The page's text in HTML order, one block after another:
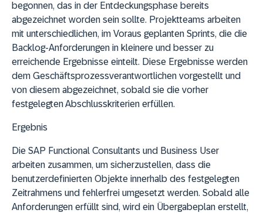
begonnen, das in der Entdeckungsphase bereits
abgezeichnet worden sein sollte. Projektteams arbeiten
mit unterschiedlichen, im Voraus geplanten Sprints, die die
Backlog-Anforderungen in kleinere und besser zu
erreichende Ergebnisse einteilt. Diese Ergebnisse werden
dem Geschäftsprozessverantwortlichen vorgestellt und
von diesem abgezeichnet, sobald sie die vorher
festgelegten Abschlusskriterien erfüllen.
Ergebnis
Die SAP Functional Consultants und Business User
arbeiten zusammen, um sicherzustellen, dass die
benutzerdefinierten Objekte innerhalb des festgelegten
Zeitrahmens und fehlerfrei umgesetzt werden. Sobald alle
Anforderungen erfüllt sind, wird ein Übergabeplan erstellt,